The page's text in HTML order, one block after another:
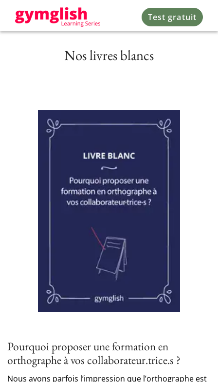
Test gratuit
Nos livres blancs
Pourquoi proposer une formation en
orthographe à vos collaborateur.trice.s ?
Nous avons parfois l’impression que l’orthographe est